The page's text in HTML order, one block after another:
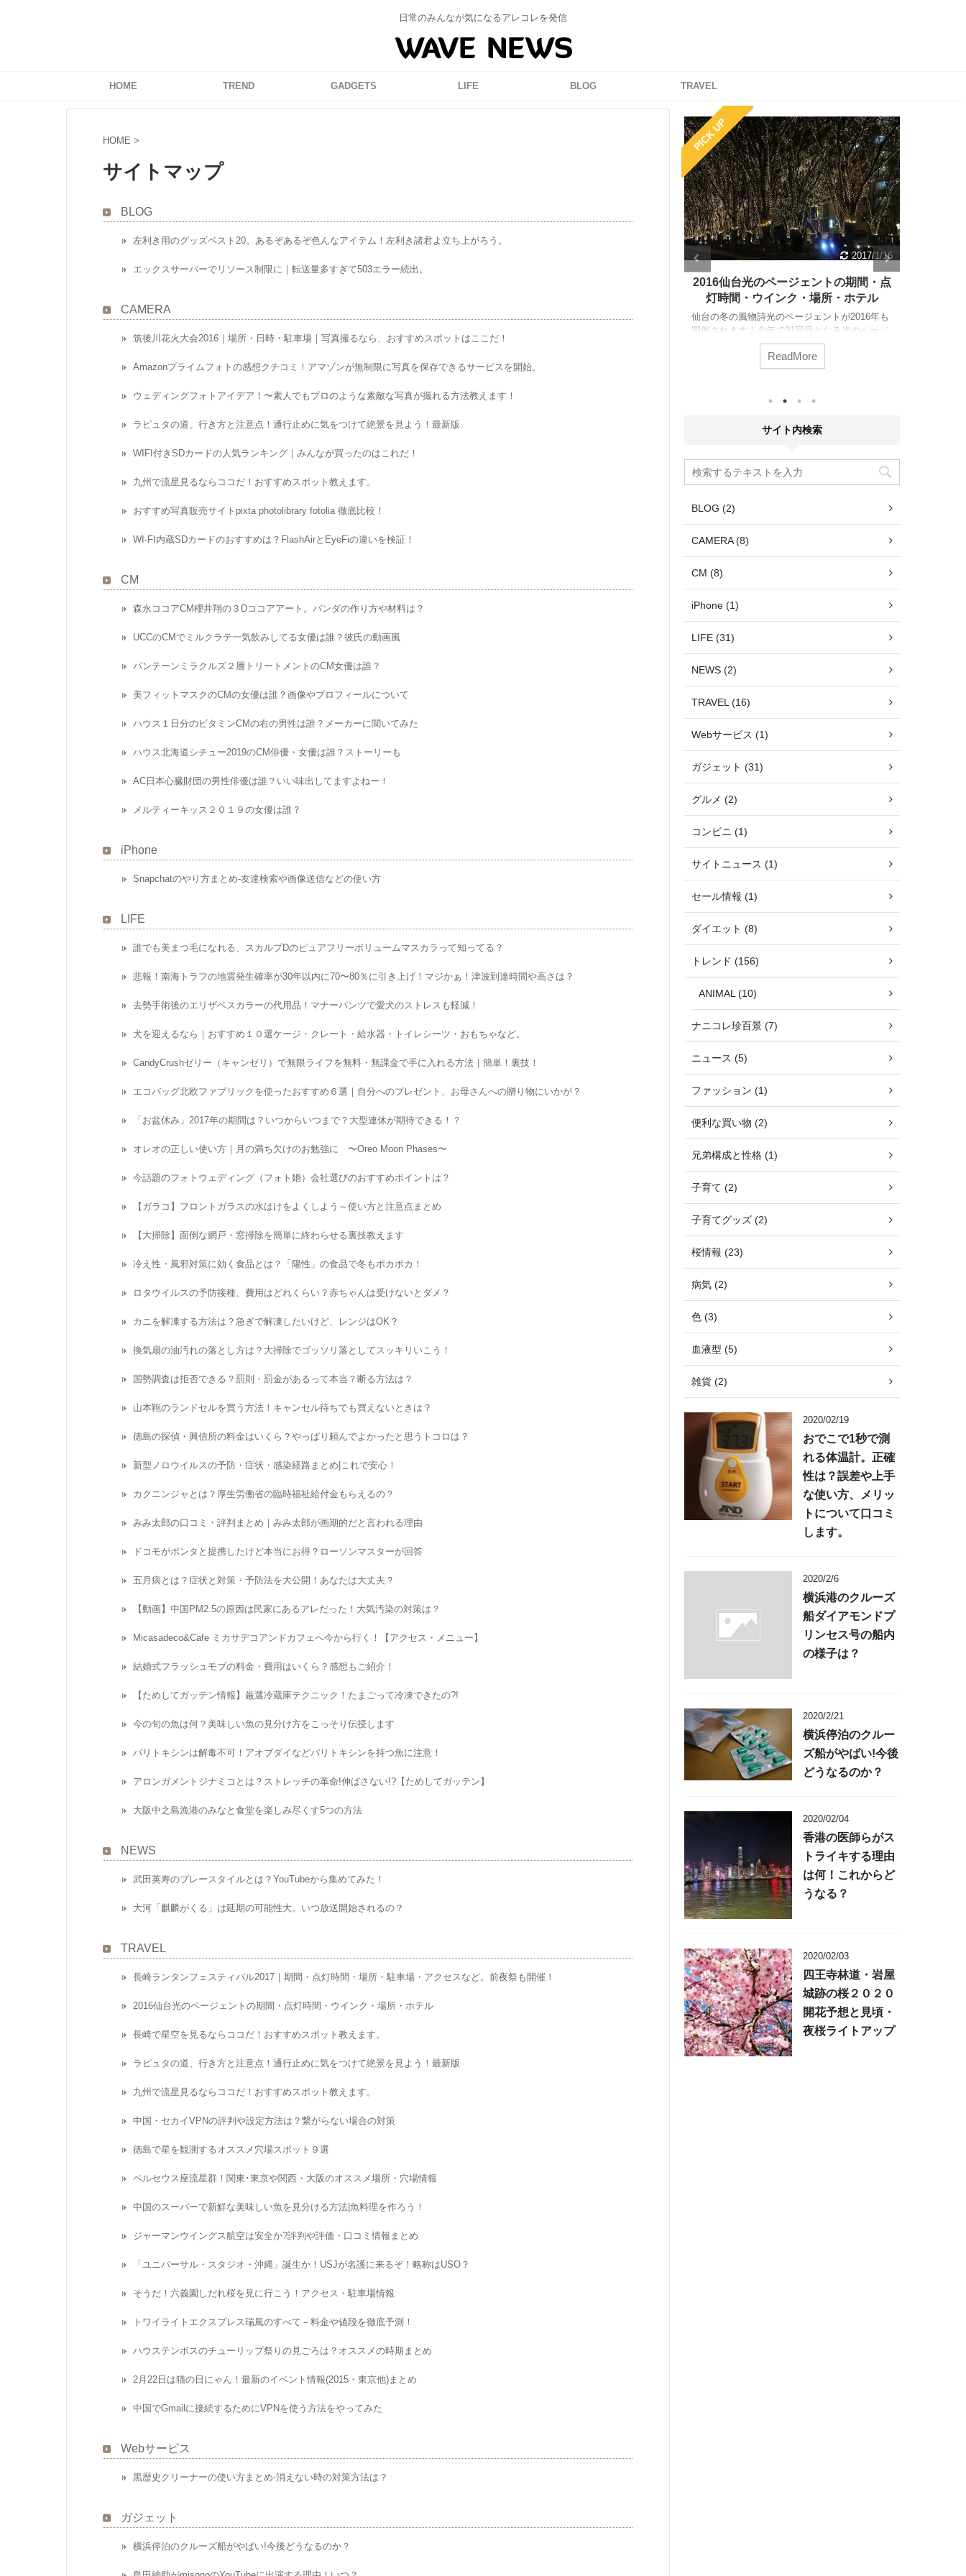
日常のみんなが気になるアレコレを発信
HOME TREND GADGETS LIFE BLOG TRAVEL
HOME >
サイトマップ
BLOG
左利き用のグッズベスト20。あるぞあるぞ色んなアイテム！左利き諸君よ立ち上がろう。
エックスサーバーでリソース制限に｜転送量多すぎて503エラー続出。
CAMERA
筑後川花火大会2016｜場所・日時・駐車場｜写真撮るなら、おすすめスポットはここだ！
Amazonプライムフォトの感想クチコミ！アマゾンが無制限に写真を保存できるサービスを開始。
ウェディングフォトアイデア！〜素人でもプロのような素敵な写真が撮れる方法教えます！
ラピュタの道、行き方と注意点！通行止めに気をつけて絶景を見よう！最新版
WIFI付きSDカードの人気ランキング｜みんなが買ったのはこれだ！
九州で流星見るならココだ！おすすめスポット教えます。
おすすめ写真販売サイトpixta photolibrary fotolia 徹底比較！
WI-FI内蔵SDカードのおすすめは？FlashAirとEyeFiの違いを検証！
CM
森永ココアCM櫻井翔の３Dココアアート。パンダの作り方や材料は？
UCCのCMでミルクラテ一気飲みしてる女優は誰？彼氏の動画風
パンテーンミラクルズ２層トリートメントのCM女優は誰？
美フィットマスクのCMの女優は誰？画像やプロフィールについて
ハウス１日分のビタミンCMの右の男性は誰？メーカーに聞いてみた
ハウス北海道シチュー2019のCM俳優・女優は誰？ストーリーも
AC日本心臓財団の男性俳優は誰？いい味出してますよねー！
メルティーキッス２０１９の女優は誰？
iPhone
Snapchatのやり方まとめ-友達検索や画像送信などの使い方
LIFE
誰でも美まつ毛になれる、スカルプDのピュアフリーボリュームマスカラって知ってる？
悲報！南海トラフの地震発生確率が30年以内に70〜80％に引き上げ！マジかぁ！津波到達時間や高さは？
去勢手術後のエリザベスカラーの代用品！マナーパンツで愛犬のストレスも軽減！
犬を迎えるなら｜おすすめ１０選ケージ・クレート・給水器・トイレシーツ・おもちゃなど。
CandyCrushゼリー（キャンゼリ）で無限ライフを無料・無課金で手に入れる方法｜簡単！裏技！
エコバッグ北欧ファブリックを使ったおすすめ６選｜自分へのプレゼント、お母さんへの贈り物にいかが？
「お盆休み」2017年の期間は？いつからいつまで？大型連休が期待できる！？
オレオの正しい使い方｜月の満ち欠けのお勉強に 〜Oreo Moon Phases〜
今話題のフォトウェディング（フォト婚）会社選びのおすすめポイントは？
【ガラコ】フロントガラスの水はけをよくしよう～使い方と注意点まとめ
【大掃除】面倒な網戸・窓掃除を簡単に終わらせる裏技教えます
冷え性・風邪対策に効く食品とは？「陽性」の食品で冬もポカポカ！
ロタウイルスの予防接種、費用はどれくらい？赤ちゃんは受けないとダメ？
カニを解凍する方法は？急ぎで解凍したいけど、レンジはOK？
換気扇の油汚れの落とし方は？大掃除でゴッソリ落としてスッキリいこう！
国勢調査は拒否できる？罰則・罰金があるって本当？断る方法は？
山本鞄のランドセルを買う方法！キャンセル待ちでも買えないときは？
徳島の探偵・興信所の料金はいくら？やっぱり頼んでよかったと思うトコロは？
新型ノロウイルスの予防・症状・感染経路まとめ|これで安心！
カクニンジャとは？厚生労働省の臨時福祉給付金もらえるの？
みみ太郎の口コミ・評判まとめ｜みみ太郎が画期的だと言われる理由
ドコモがポンタと提携したけど本当にお得？ローソンマスターが回答
五月病とは？症状と対策・予防法を大公開！あなたは大丈夫？
【動画】中国PM2.5の原因は民家にあるアレだった！大気汚染の対策は？
Micasadeco&Cafe ミカサデコアンドカフェへ今から行く！【アクセス・メニュー】
結婚式フラッシュモブの料金・費用はいくら？感想もご紹介！
【ためしてガッテン情報】厳選冷蔵庫テクニック！たまごって冷凍できたの?!
今の旬の魚は何？美味しい魚の見分け方をこっそり伝授します
パリトキシンは解毒不可！アオブダイなどパリトキシンを持つ魚に注意！
アロンガメントジナミコとは？ストレッチの革命!伸ばさない!?【ためしてガッテン】
大阪中之島漁港のみなと食堂を楽しみ尽くす5つの方法
NEWS
武田英寿のプレースタイルとは？YouTubeから集めてみた！
大河「麒麟がくる」は延期の可能性大。いつ放送開始されるの？
TRAVEL
長崎ランタンフェスティバル2017｜期間・点灯時間・場所・駐車場・アクセスなど。前夜祭も開催！
2016仙台光のページェントの期間・点灯時間・ウインク・場所・ホテル
長崎で星空を見るならココだ！おすすめスポット教えます。
ラピュタの道、行き方と注意点！通行止めに気をつけて絶景を見よう！最新版
九州で流星見るならココだ！おすすめスポット教えます。
中国・セカイVPNの評判や設定方法は？繋がらない場合の対策
徳島で星を観測するオススメ穴場スポット９選
ペルセウス座流星群！関東･東京や関西・大阪のオススメ場所・穴場情報
中国のスーパーで新鮮な美味しい魚を見分ける方法|魚料理を作ろう！
ジャーマンウイングス航空は安全か?評判や評価・口コミ情報まとめ
「ユニバーサル・スタジオ・沖縄」誕生か！USJが名護に来るぞ！略称はUSO？
そうだ！六義園しだれ桜を見に行こう！アクセス・駐車場情報
トワイライトエクスプレス瑞風のすべて－料金や値段を徹底予測！
ハウステンボスのチューリップ祭りの見ごろは？オススメの時期まとめ
2月22日は猫の日にゃん！最新のイベント情報(2015・東京他)まとめ
中国でGmailに接続するためにVPNを使う方法をやってみた
Webサービス
黒歴史クリーナーの使い方まとめ-消えない時の対策方法は？
ガジェット
横浜停泊のクルーズ船がやばい!今後どうなるのか？
PICK UP
ラピュタの道への行き方、アクセスと通行止
めの注意点をお伝えします。 最近、多くの方が
まりの絶景さに瞬く間に人気スポットとなった
リのラピュタの世界に飛び込んだかのような絶
も多いはず。 ※地震の影響でラピュタの道は崩
｜熊本地震で崩落、動画あり 一体どうやって
あります。 阿蘇谷から北 ...
長崎の冬の一大風物詩であるランタンフェステ
ィバルが2017年も開催されます！ランタンフェ
どの情報について詳しくご紹介します。今年か
ね。家族やお友達と、また恋人と異国情緒あふ
2017/1/16
2016仙台光のページェントの期間・点
灯時間・ウインク・場所・ホテル
仙台の冬の風物詩光のページェントが2016年も
開催されます！今年で31回目となる光のページ
ェントの期間・点灯時間・ウインク・場所・ホ
テルについて詳しくご紹介します。家族やお友
達と、また恋人と幻想的な光の世界をお楽しみ
ReadMore
サイト内検索
BLOG (2)
CAMERA (8)
CM (8)
iPhone (1)
LIFE (31)
NEWS (2)
TRAVEL (16)
Webサービス (1)
ガジェット (31)
グルメ (2)
コンビニ (1)
サイトニュース (1)
セール情報 (1)
ダイエット (8)
トレンド (156)
ANIMAL (10)
ナニコレ珍百景 (7)
ニュース (5)
ファッション (1)
便利な買い物 (2)
兄弟構成と性格 (1)
子育て (2)
子育てグッズ (2)
桜情報 (23)
病気 (2)
色 (3)
血液型 (5)
雑貨 (2)
2020/02/19
おでこで1秒で測
れる体温計。正確
性は？誤差や上手
な使い方、メリッ
トについて口コミ
します。
2020/2/6
横浜港のクルーズ
船ダイアモンドプ
リンセス号の船内
の様子は？
2020/2/21
横浜停泊のクルー
ズ船がやばい!今後
どうなるのか？
2020/02/04
香港の医師らがス
トライキする理由
は何！これからど
うなる？
2020/02/03
四王寺林道・岩屋
城跡の桜２０２０
開花予想と見頃・
夜桜ライトアップ